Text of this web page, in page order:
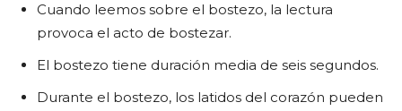
Cuando leemos sobre el bostezo, la lectura
provoca el acto de bostezar.
El bostezo tiene duración media de seis segundos.
Durante el bostezo, los latidos del corazón pueden